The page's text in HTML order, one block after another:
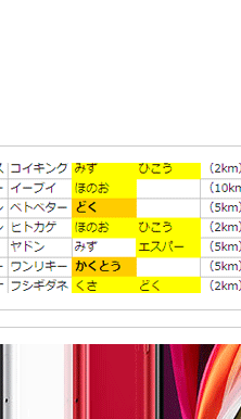
ポケモン
GO全モン
スターわ
ざ組み合
わせ
RANKING
イプボー
ナス考慮
版～